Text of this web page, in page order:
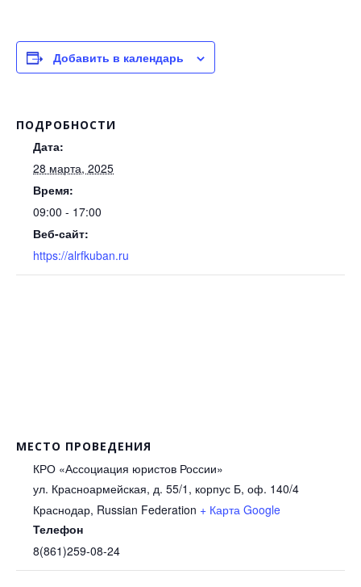
Добавить в календарь
ПОДРОБНОСТИ
Дата:
28 марта, 2025
Время:
09:00 - 17:00
Веб-сайт:
https://alrfkuban.ru
МЕСТО ПРОВЕДЕНИЯ
КРО «Ассоциация юристов России»
ул. Красноармейская, д. 55/1, корпус Б, оф. 140/4
Краснодар, Russian Federation + Карта Google
Телефон
8(861)259-08-24